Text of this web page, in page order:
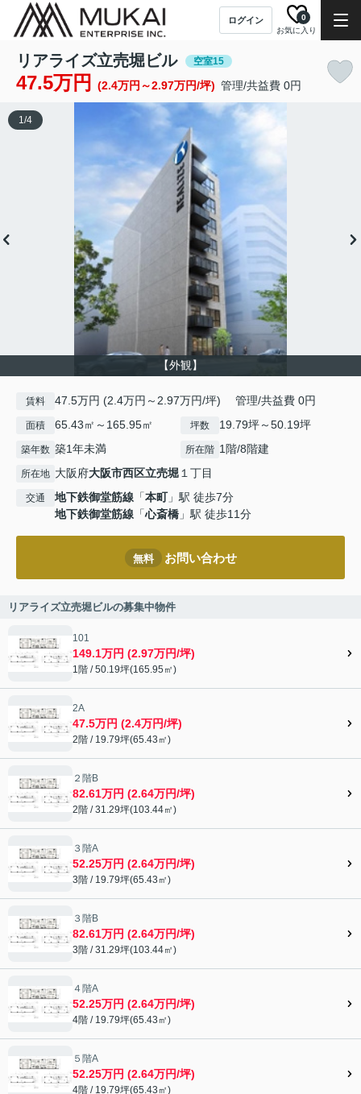
ログイン
お気に入り
0
リアライズ立売堀ビル 空室15
47.5万円 (2.4万円～2.97万円/坪) 管理/共益費 0円
【外観】
1/4
賃料 47.5万円 (2.4万円～2.97万円/坪) 管理/共益費 0円
面積 65.43㎡～165.95㎡ 坪数 19.79坪～50.19坪
築年数 築1年未満 所在階 1階/8階建
所在地 大阪府大阪市西区立売堀１丁目
交通 地下鉄御堂筋線 「本町」駅 徒歩7分
地下鉄御堂筋線 「心斎橋 」駅 徒歩11分
無料 お問い合わせ
リアライズ立売堀ビルの募集中物件
101
149.1万円 (2.97万円/坪)
1階 / 50.19坪(165.95㎡)
2A
47.5万円 (2.4万円/坪)
2階 / 19.79坪(65.43㎡)
２階B
82.61万円 (2.64万円/坪)
2階 / 31.29坪(103.44㎡)
３階A
52.25万円 (2.64万円/坪)
3階 / 19.79坪(65.43㎡)
３階B
82.61万円 (2.64万円/坪)
3階 / 31.29坪(103.44㎡)
４階A
52.25万円 (2.64万円/坪)
4階 / 19.79坪(65.43㎡)
５階A
52.25万円 (2.64万円/坪)
4階 / 19.79坪(65.43㎡)